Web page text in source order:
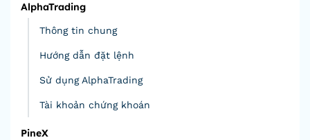
AlphaTrading
Thông tin chung
Hướng dẫn đặt lệnh
Sử dụng AlphaTrading
Tài khoản chứng khoán
PineX